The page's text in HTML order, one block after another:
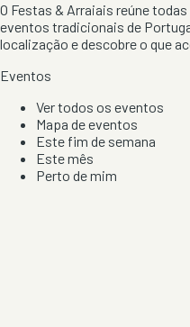
O Festas & Arraiais reúne
eventos tradicionais de
localização e descobre o que
Eventos
Ver todos os eventos
Mapa de eventos
Este fim de semana
Este mês
Perto de mim